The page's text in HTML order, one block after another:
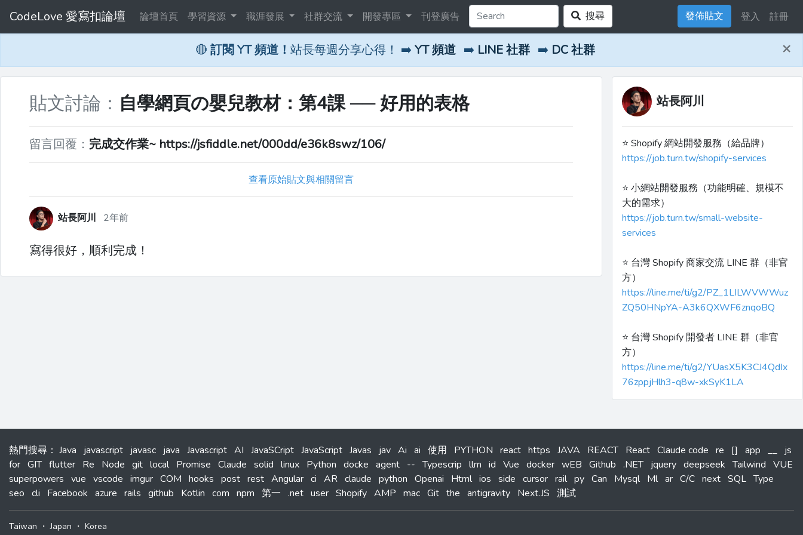
CodeLove 愛寫扣論壇 論壇首頁 學習資源 職涯發展 社群交流 開發專區 刊登廣告 搜尋 發佈貼文 登入 註冊
🔴 訂閱 YT 頻道！ 站長每週分享心得！ ➡️ YT 頻道 ➡️ LINE 社群 ➡️ DC 社群 ×
貼文討論： 自學網頁の嬰兒教材：第4課 ── 好用的表格
留言回覆： 完成交作業~ https://jsfiddle.net/000dd/e36k8swz/106/
查看原始貼文與相關留言
站長阿川 2年前
寫得很好，順利完成！
站長阿川
⭐️ Shopify 網站開發服務（給品牌）
https://job.turn.tw/shopify-services
⭐️ 小網站開發服務（功能明確、規模不
大的需求）
https://job.turn.tw/small-website-
services
⭐️ 台灣 Shopify 商家交流 LINE 群（非官
方）
https://line.me/ti/g2/PZ_1LILWVWWuz
ZQ50HNpYA-A3k6QXWF6znqoBQ
⭐️ 台灣 Shopify 開發者 LINE 群（非官
方）
https://line.me/ti/g2/YUasX5K3CJ4QdIx
76zppjHlh3-q8w-xkSyK1LA
熱門搜尋 ： Java javascript javasc java Javascript AI JavaSCript JavaScript Javas jav Ai ai 使用 PYTHON react https JAVA REACT React Claude code re [] app __ js
for GIT flutter Re Node git local Promise Claude solid linux Python docke agent -- Typescrip llm id Vue docker wEB Github .NET jquery deepseek Tailwind VUE
superpowers vue vscode imgur COM hooks post rest Angular ci AR claude python Openai Html ios side cursor rail py Can Mysql Ml ar C/C next SQL Type
seo cli Facebook azure rails github Kotlin com npm 第一 .net user Shopify AMP mac Git the antigravity Next.JS 測試
Taiwan ・Japan ・ Korea